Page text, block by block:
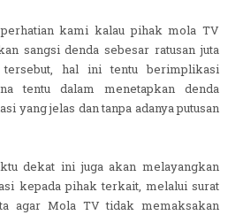
kami kalau pihak mola TV
sangsi denda sebesar ratusan juta
tersebut, hal ini tentu berimplikasi
tentu dalam menetapkan denda
yang jelas dan tanpa adanya putusan
dekat ini juga akan melayangkan
kepada pihak terkait, melalui surat
agar Mola TV tidak memaksakan